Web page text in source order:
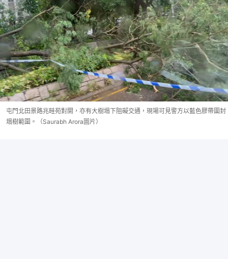
屯門北田景路兆畦苑對開，亦有大樹塌下阻礙交通，現場可見警方以藍色膠帶圍封
塌樹範圍。（Saurabh Arora圖片）